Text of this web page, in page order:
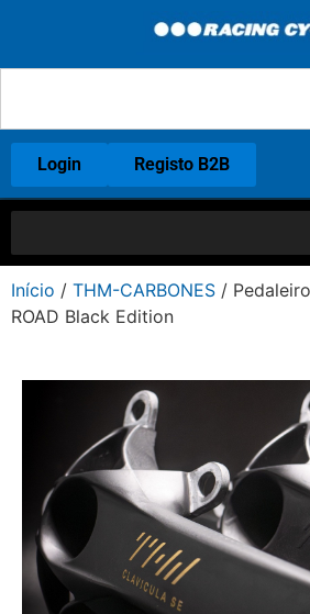
Login Registo B2B
Início / THM-CARBONES /
ROAD Black Edition